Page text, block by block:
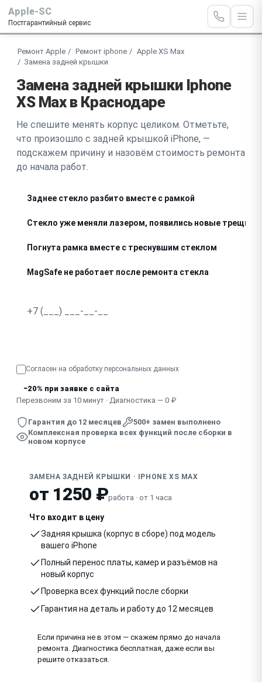
Apple-SC
Постгарантийный сервис
Ремонт Apple Ремонт iphone
Apple XS Max
Замена задней крышки
Замена задней крышки Iphone
XS Max в Краснодаре
Не спешите менять корпус целиком. Отметьте,
что произошло с задней крышкой iPhone, —
подскажем причину и назовём стоимость ремонта
до начала работ.
Заднее стекло разбито вместе с рамкой
Стекло уже меняли лазером, появились новые трещины
Погнута рамка вместе с треснувшим стеклом
MagSafe не работает после ремонта стекла
Согласен на обработку персональных данных
−20% при заявке с сайта
Перезвоним за 10 минут · Диагностика — 0 ₽
Гарантия до 12 месяцев
500+ замен выполнено
Комплексная проверка всех функций после сборки в
новом корпусе
ЗАМЕНА ЗАДНЕЙ КРЫШКИ · IPHONE XS MAX
от 1250 ₽работа · от 1 часа
Что входит в цену
Задняя крышка (корпус в сборе) под модель
вашего iPhone
Полный перенос платы, камер и разъёмов на
новый корпус
Проверка всех функций после сборки
Гарантия на деталь и работу до 12 месяцев
Если причина не в этом — скажем прямо до начала
ремонта. Диагностика бесплатная, даже если вы
решите отказаться.